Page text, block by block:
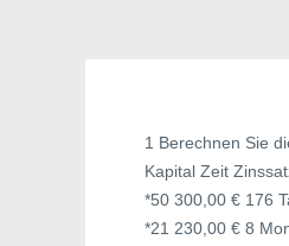
1 Berechnen Sie
Kapital Zeit
*50 300,00 € 176
*21 230,00 € 8